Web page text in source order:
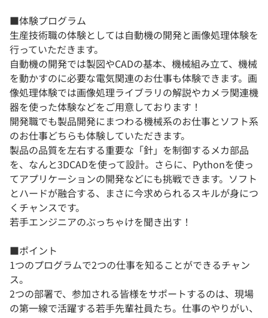
■体験プログラム
生産技術職の体験としては自動機の開発と画像処理体験を
行っていただきます。
自動機の開発では製図やCADの基本、機械組み立て、機械
を動かすのに必要な電気関連のお仕事も体験できます。画
像処理体験では画像処理ライブラリの解説やカメラ関連機
器を使った体験などをご用意しております！
開発職でも製品開発にまつわる機械系のお仕事とソフト系
のお仕事どちらも体験していただきます。
製品の品質を左右する重要な「針」を制御するメカ部品
を、なんと3DCADを使って設計。さらに、Pythonを使っ
てアプリケーションの開発などにも挑戦できます。ソフト
とハードが融合する、まさに今求められるスキルが身につ
くチャンスです。
若手エンジニアのぶっちゃけを聞き出す！
■ポイント
1つのプログラムで2つの仕事を知ることができるチャン
ス。
2つの部署で、参加される皆様をサポートするのは、現場
の第一線で活躍する若手先輩社員たち。仕事のやりがい、